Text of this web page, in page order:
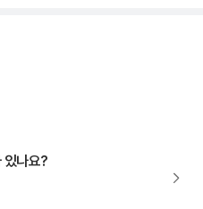
있나요?